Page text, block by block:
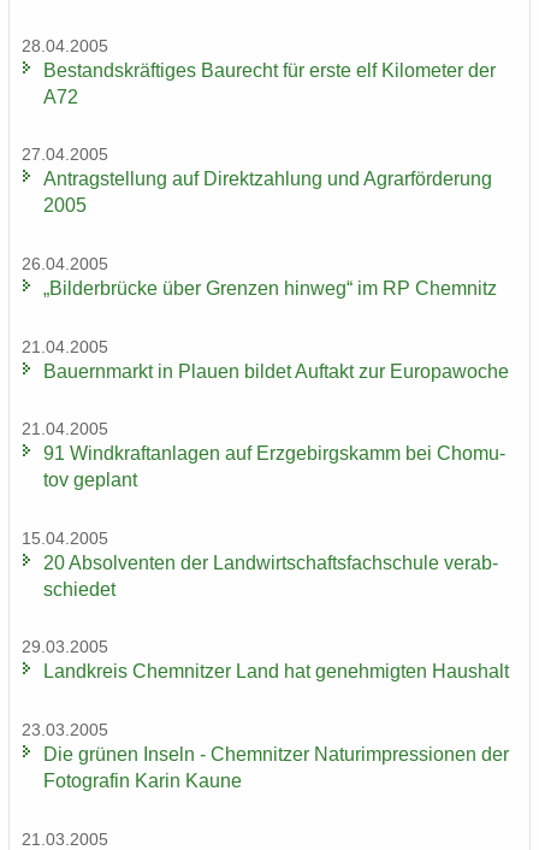
28.04.2005
Be­stands­kräf­ti­ges Bau­recht für erste elf Ki­lo­me­ter der
A72
27.04.2005
An­trag­stel­lung auf Di­rekt­zah­lung und Agrar­för­de­rung
2005
26.04.2005
„Bil­der­brü­cke über Gren­zen hin­weg“ im RP Chem­nitz
21.04.2005
Bau­ern­markt in Plau­en bil­det Auf­takt zur Eu­ro­pa­wo­che
21.04.2005
91 Wind­kraft­an­la­gen auf Erz­ge­birgs­kamm bei Chomu­
tov ge­plant
15.04.2005
20 Ab­sol­ven­ten der Land­wirt­schafts­fach­schu­le ver­ab­
schie­det
29.03.2005
Land­kreis Chem­nit­zer Land hat ge­neh­mig­ten Haus­halt
23.03.2005
Die grü­nen In­seln - Chem­nit­zer Na­turim­pres­sio­nen der
Fo­to­gra­fin Karin Kaune
21.03.2005